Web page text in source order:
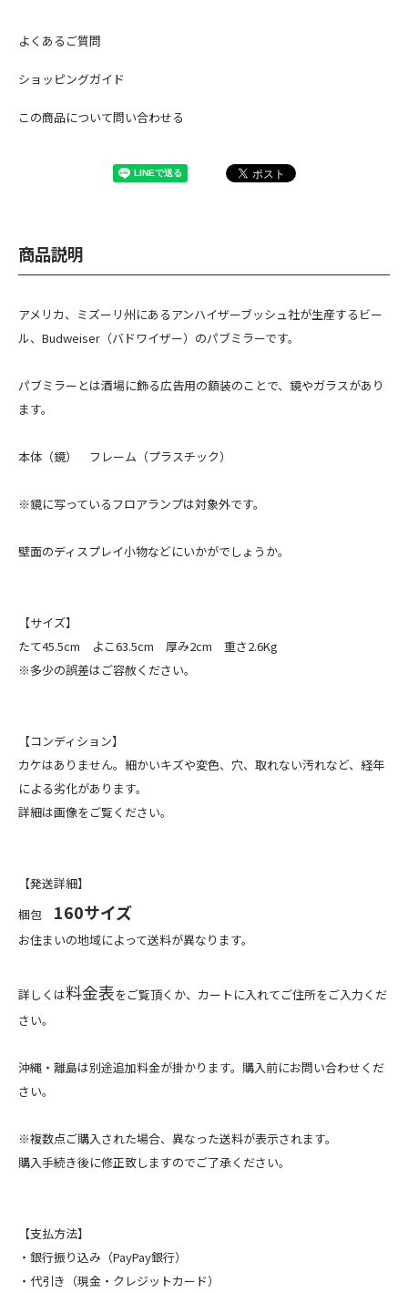
よくあるご質問
ショッピングガイド
この商品について問い合わせる
商品説明
アメリカ、ミズーリ州にあるアンハイザーブッシュ社が生産するビー
ル、Budweiser（バドワイザー）のパブミラーです。
パブミラーとは酒場に飾る広告用の額装のことで、鏡やガラスがあり
ます。
本体（鏡） フレーム（プラスチック）
※鏡に写っているフロアランプは対象外です。
壁面のディスプレイ小物などにいかがでしょうか。
【サイズ】
たて45.5cm よこ63.5cm 厚み2cm 重さ2.6Kg
※多少の誤差はご容赦ください。
【コンディション】
カケはありません。細かいキズや変色、穴、取れない汚れなど、経年
による劣化があります。
詳細は画像をご覧ください。
【発送詳細】
梱包 160サイズ
お住まいの地域によって送料が異なります。
詳しくは料金表をご覧頂くか、カートに入れてご住所をご入力くだ
さい。
沖縄・離島は別途追加料金が掛かります。購入前にお問い合わせくだ
さい。
※複数点ご購入された場合、異なった送料が表示されます。
購入手続き後に修正致しますのでご了承ください。
【支払方法】
・銀行振り込み（PayPay銀行）
・代引き（現金・クレジットカード）